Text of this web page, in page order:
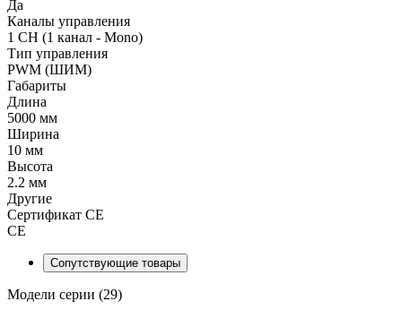
Да
Каналы управления
1 CH (1 канал - Mono)
Тип управления
PWM (ШИМ)
Габариты
Длина
5000 мм
Ширина
10 мм
Высота
2.2 мм
Другие
Сертификат CE
CE
Сопутствующие товары
Модели серии (29)